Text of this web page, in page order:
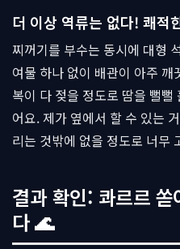
더 이상 역류는 없다! 쾌적
찌꺼기를 부수는 동시에 대형
여물 하나 없이 배관이 아주
복이 다 젖을 정도로 땀을 뻘
어요. 제가 옆에서 할 수 있는
리는 것밖에 없을 정도로 너무
결과 확인: 콰르르
다 🌊